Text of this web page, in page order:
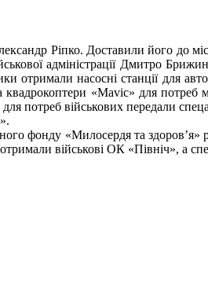
Ріпко. Доставили його до
адміністрації Дмитро
отримали насосні станції для
квадрокоптери «Mavic» для потреб
потреб військових передали
фонду «Милосердя та здоров’я»
військові ОК «Північ», а